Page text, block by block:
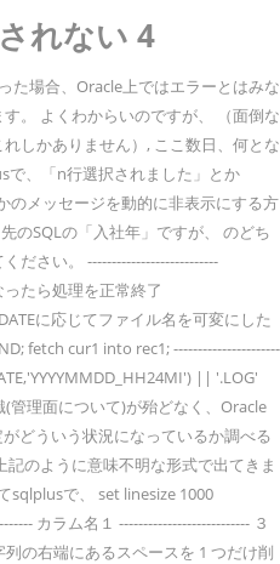
れない 4
た場合、Oracle上ではエラーとはみな
。 よくわからいのですが、 （面倒な
しかありません）, ここ数日、何とな
で、「n行選択されました」とか
のメッセージを動的に非表示にする方
のSQLの「入社年」ですが、 のどち
ださい。 ---------------------------
ら処理を正常終了
に応じてファイル名を可変にした
fetch cur1 into rec1; ----------------------
|| '.LOG'
(管理面について)が殆どなく、Oracle
どういう状況になっているか調べる
のように意味不明な形式で出てきま
sqlplusで、 set linesize 1000
-- --------- ------- カラム名１ --------------------------- ３
の右端にあるスペースを 1 つだけ削